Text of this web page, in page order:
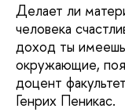
Делает ли
человека
доход ты
окружающие,
доцент
Генрих Пеникас.